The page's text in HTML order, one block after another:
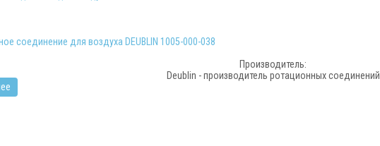
Производитель:
Deublin - производитель ротационных соединений